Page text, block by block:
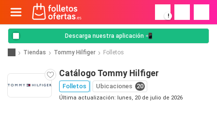
!
Descarga nuestra aplicación 📲
Tiendas Tommy Hilfiger Folletos
Catálogo Tommy Hilfiger
Folletos Ubicaciones 20
Última actualización: lunes, 20 de julio de 2026